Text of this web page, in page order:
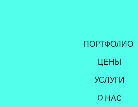
ПОРТФОЛИО
ЦЕНЫ
УСЛУГИ
О НАС